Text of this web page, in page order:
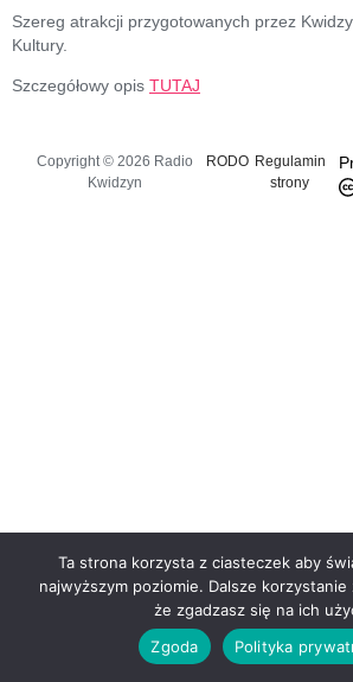
Szereg atrakcji przygotowanych przez
Kultury.
Szczegółowy opis TUTAJ
Copyright © 2026 Radio
Kwidzyn
RODO Regulamin
strony
Ta strona korzysta z ciasteczek aby
najwyższym poziomie. Dalsze
że zgadzasz się na ich
Zgoda
Polityka